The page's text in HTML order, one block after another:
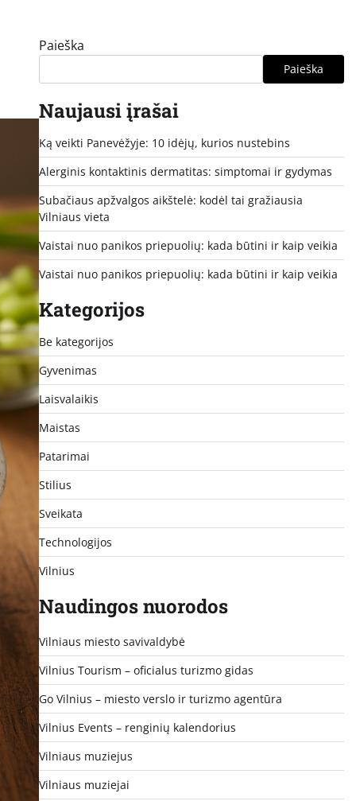
Paieška
Paieška
Naujausi įrašai
Ką veikti Panevėžyje: 10 idėjų, kurios nustebins
Alerginis kontaktinis dermatitas: simptomai ir gydymas
Subačiaus apžvalgos aikštelė: kodėl tai gražiausia
Vilniaus vieta
Vaistai nuo panikos priepuolių: kada būtini ir kaip veikia
Vaistai nuo panikos priepuolių: kada būtini ir kaip veikia
Kategorijos
Be kategorijos
Gyvenimas
Laisvalaikis
Maistas
Patarimai
Stilius
Sveikata
Technologijos
Vilnius
Naudingos nuorodos
Vilniaus miesto savivaldybė
Vilnius Tourism – oficialus turizmo gidas
Go Vilnius – miesto verslo ir turizmo agentūra
Vilnius Events – renginių kalendorius
Vilniaus muziejus
Vilniaus muziejai